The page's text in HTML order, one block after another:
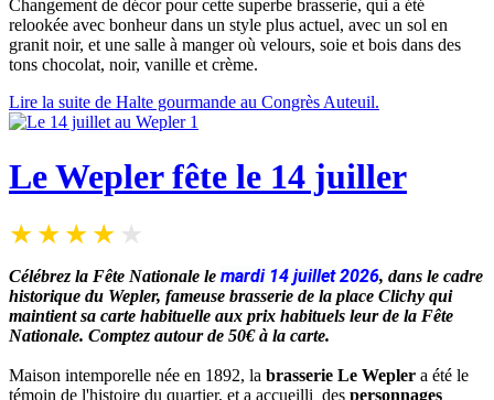
Changement de décor pour cette superbe brasserie, qui a été
relookée avec bonheur dans un style plus actuel, avec un sol en
granit noir, et une salle à manger où velours, soie et bois dans des
tons chocolat, noir, vanille et crème.
Lire la suite de Halte gourmande au Congrès Auteuil.
Le Wepler fête le 14 juiller
Célébrez la Fête Nationale le mardi 14 juillet 2026, dans le cadre
historique du Wepler, fameuse brasserie de la place Clichy qui
maintient sa carte habituelle aux prix habituels leur de la Fête
Nationale. Comptez autour de 50€ à la carte.
Maison intemporelle née en 1892, la brasserie Le Wepler a été le
témoin de l'histoire du quartier, et a accueilli des personnages